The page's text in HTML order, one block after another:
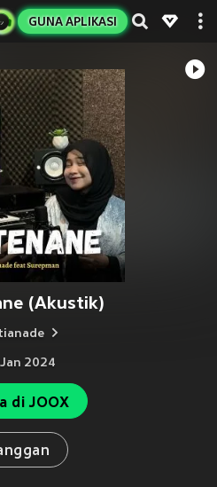
GUNA APLIKASI
(Akustik)
2024
di JOOX